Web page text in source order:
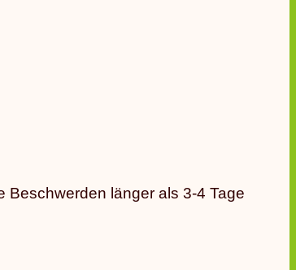
Beschwerden länger als 3-4 Tage